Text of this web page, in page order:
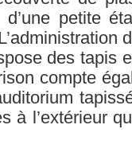
petite
des tapis
compte
à l’extérieur